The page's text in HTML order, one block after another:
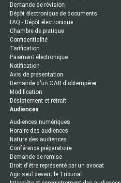
Demande de révision
Dépôt électronique de documents
FAQ - Dépôt électronique
Chambre de pratique
Confidentialité
Tarification
Paiement électronique
Notification
Avis de présentation
Demande d'un OAR d'obtempérer
Modification
Désistement et retrait
Audiences
Audiences numériques
Horaire des audiences
Nature des audiences
Conférence préparatoire
Demande de remise
Droit d'être représenté par un avocat
Agir seul devant le Tribunal